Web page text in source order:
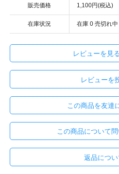
販売価格 1,100円(税込)
在庫状況 在庫 0 売切れ中
レビューを見
レビューを
この商品を友達
この商品について
返品につい